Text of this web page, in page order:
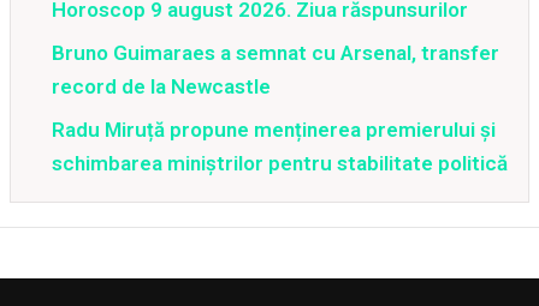
Horoscop 9 august 2026. Ziua răspunsurilor
Bruno Guimaraes a semnat cu Arsenal, transfer
record de la Newcastle
Radu Miruță propune menținerea premierului și
schimbarea miniștrilor pentru stabilitate politică